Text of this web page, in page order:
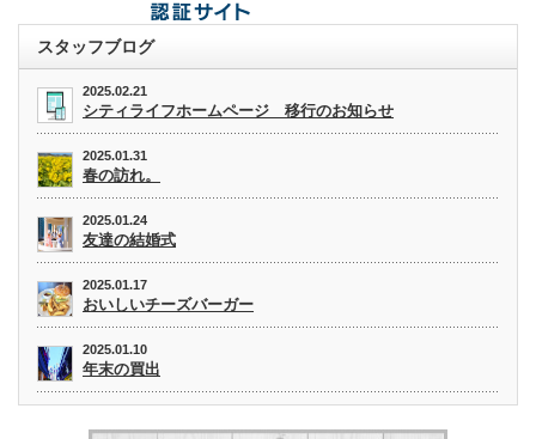
スタッフブログ
2025.02.21
シティライフホームページ 移行のお知らせ
2025.01.31
春の訪れ。
2025.01.24
友達の結婚式
2025.01.17
おいしいチーズバーガー
2025.01.10
年末の買出